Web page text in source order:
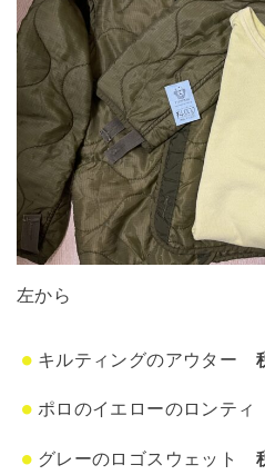
左から
キルティングのアウター
ポロのイエローのロンティ
グレーのロゴスウェット